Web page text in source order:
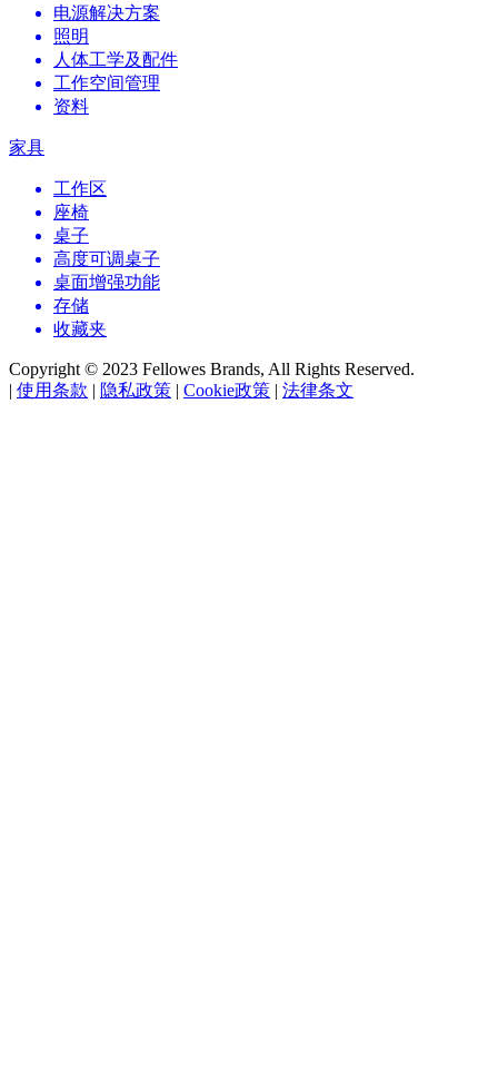
电源解决方案
照明
人体工学及配件
工作空间管理
资料
家具
工作区
座椅
桌子
高度可调桌子
桌面增强功能
存储
收藏夹
Copyright © 2023 Fellowes Brands, All Rights Reserved.
| 使用条款 | 隐私政策 | Cookie政策 | 法律条文